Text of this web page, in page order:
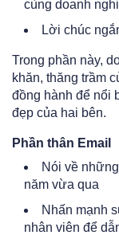
cùng doanh
Lời chúc
Trong phần này,
khăn, thăng trầm
đồng hành để nổi
đẹp của hai bên.
Phần thân Email
Nói về
năm vừa qua
Nhấn mạnh
nhân viên để